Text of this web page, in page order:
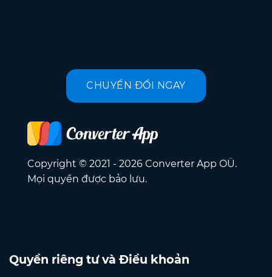
CHUYỂN ĐỔI NGAY
Copyright © 2021 - 2026 Converter App OÜ.
Mọi quyền được bảo lưu.
Quyền riêng tư và Điều khoản